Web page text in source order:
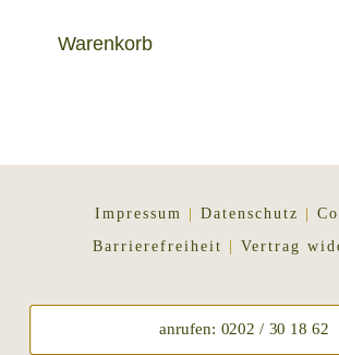
Warenkorb
Impressum Datenschutz
Barrierefreiheit
Vertrag
anrufen: 0202 / 30 18 62